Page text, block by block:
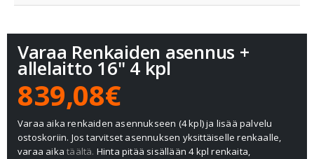
Varaa Renkaiden asennus +
allelaitto 16" 4 kpl
839,08€
Varaa aika renkaiden asennukseen (4 kpl) ja lisää palvelu
ostoskoriin. Jos tarvitset asennuksen yksittäiselle renkaalle,
varaa aikatäältä. Hinta pitää sisällään 4 kpl renkaita,